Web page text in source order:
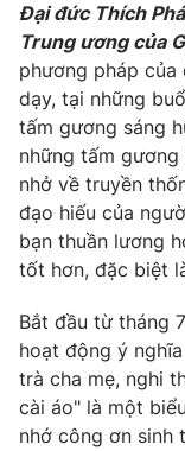
VTV Sức khoẻ
Thị trường 24h
VTV4
VTV9
THỜI BÁO VTV
Đại đức Thích
Trung ương của
phương pháp của
dạy, tại những
tấm gương sáng
những tấm
nhở về truyền
đạo hiếu của
bạn thuần lương
tốt hơn, đặc biệt
Bắt đầu từ tháng
hoạt động ý
trà cha mẹ, nghi
cài áo" là một
nhớ công ơn sinh